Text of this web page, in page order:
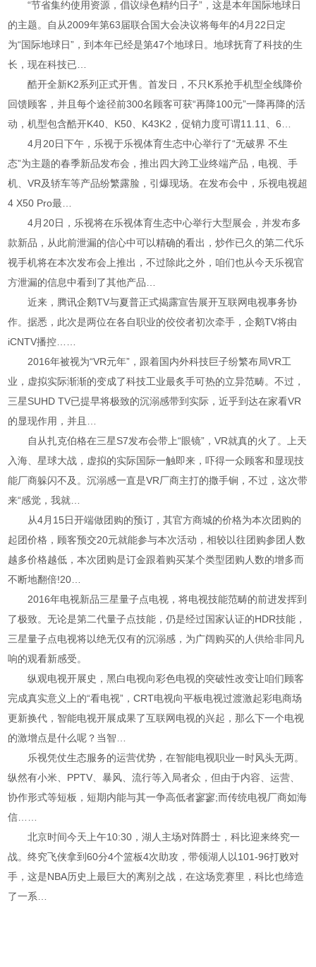
“节省集约使用资源，倡议绿色精约日子”，这是本年国际地球日
的主题。自从2009年第63届联合国大会决议将每年的4月22日定
为“国际地球日”，到本年已经是第47个地球日。地球抚育了科技的生
长，现在科技已…
酷开全新K2系列正式开售。首发日，不只K系抢手机型全线降价
回馈顾客，并且每个途径前300名顾客可获“再降100元”一降再降的活
动，机型包含酷开K40、K50、K43K2，促销力度可谓11.11、6…
4月20日下午，乐视于乐视体育生态中心举行了“无破界 不生
态”为主题的春季新品发布会，推出四大跨工业终端产品，电视、手
机、VR及轿车等产品纷繁露脸，引爆现场。在发布会中，乐视电视超
4 X50 Pro最…
4月20日，乐视将在乐视体育生态中心举行大型展会，并发布多
款新品，从此前泄漏的信心中可以精确的看出，炒作已久的第二代乐
视手机将在本次发布会上推出，不过除此之外，咱们也从今天乐视官
方泄漏的信息中看到了其他产品…
近来，腾讯企鹅TV与夏普正式揭露宣告展开互联网电视事务协
作。据悉，此次是两位在各自职业的佼佼者初次牵手，企鹅TV将由
iCNTV播控……
2016年被视为“VR元年”，跟着国内外科技巨子纷繁布局VR工
业，虚拟实际渐渐的变成了科技工业最炙手可热的立异范畴。不过，
三星SUHD TV已提早将极致的沉溺感带到实际，近乎到达在家看VR
的显现作用，并且…
自从扎克伯格在三星S7发布会带上“眼镜”，VR就真的火了。上天
入海、星球大战，虚拟的实际国际一触即来，吓得一众顾客和显现技
能厂商躲闪不及。沉溺感一直是VR厂商主打的撒手锏，不过，这次带
来“感觉，我就…
从4月15日开端做团购的预订，其官方商城的价格为本次团购的
起团价格，顾客预交20元就能参与本次活动，相较以往团购参团人数
越多价格越低，本次团购是订金跟着购买某个类型团购人数的增多而
不断地翻倍!20…
2016年电视新品三星量子点电视，将电视技能范畴的前进发挥到
了极致。无论是第二代量子点技能，仍是经过国家认证的HDR技能，
三星量子点电视将以绝无仅有的沉溺感，为广阔购买的人供给非同凡
响的观看新感受。
纵观电视开展史，黑白电视向彩色电视的突破性改变让咱们顾客
完成真实意义上的“看电视”，CRT电视向平板电视过渡激起彩电商场
更新换代，智能电视开展成果了互联网电视的兴起，那么下一个电视
的激增点是什么呢？当智…
乐视凭仗生态服务的运营优势，在智能电视职业一时风头无两。
纵然有小米、PPTV、暴风、流行等入局者众，但由于内容、运营、
协作形式等短板，短期内能与其一争高低者寥寥;而传统电视厂商如海
信……
北京时间今天上午10:30，湖人主场对阵爵士，科比迎来终究一
战。终究飞侠拿到60分4个篮板4次助攻，带领湖人以101-96打败对
手，这是NBA历史上最巨大的离别之战，在这场竞赛里，科比也缔造
了一系…